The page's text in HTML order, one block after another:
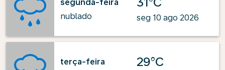
segunda-feira
nublado
seg 10 ago 2026
terça-feira
29°C